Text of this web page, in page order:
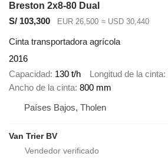
Breston 2x8-80 Dual
S/ 103,300
EUR 26,500 ≈ USD 30,440
Cinta transportadora agrícola
2016
Capacidad 130 t/h Longitud de la cinta
Ancho de la cinta 800 mm
Países Bajos, Tholen
Van Trier BV